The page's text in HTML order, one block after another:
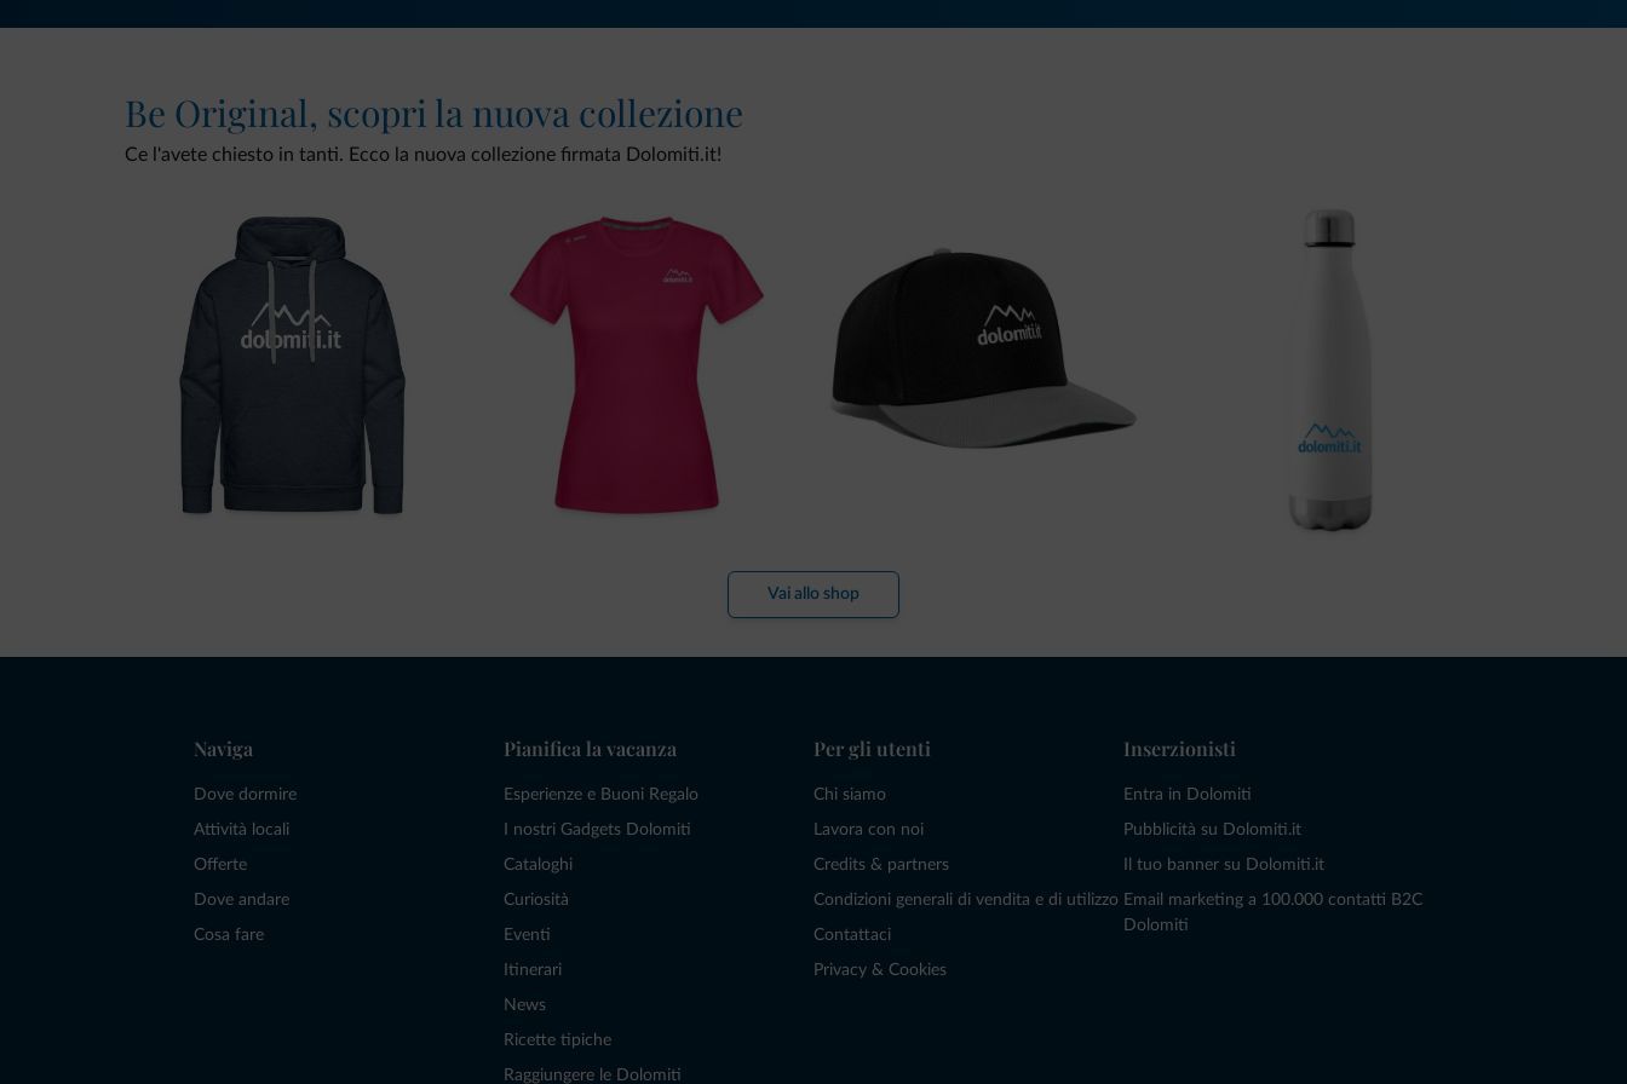
Be Original, scopri la nuova collezione
Ce l'avete chiesto in tanti. Ecco la nuova collezione firmata Dolomiti.it!
Vai allo shop
Naviga
Dove dormire
Attività locali
Offerte
Dove andare
Cosa fare
Pianifica la vacanza
Esperienze e Buoni Regalo
I nostri Gadgets Dolomiti
Cataloghi
Curiosità
Eventi
Itinerari
News
Ricette tipiche
Raggiungere le Dolomiti
Per gli utenti
Chi siamo
Lavora con noi
Credits & partners
Condizioni generali di vendita e di utilizzo
Contattaci
Privacy & Cookies
Inserzionisti
Entra in Dolomiti
Pubblicità su Dolomiti.it
Il tuo banner su Dolomiti.it
Email marketing a 100.000 contatti B2C
Dolomiti